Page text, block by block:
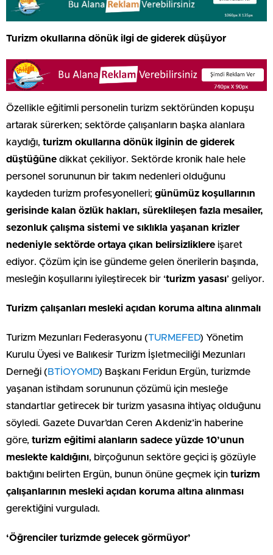
Turizm okullarına dönük ilgi de giderek düşüyor
Özellikle eğitimli personelin turizm sektöründen kopuşu
artarak sürerken; sektörde çalışanların başka alanlara
kaydığı, turizm okullarına dönük ilginin de giderek
düştüğüne dikkat çekiliyor. Sektörde kronik hale hele
personel sorununun bir takım nedenleri olduğunu
kaydeden turizm profesyonelleri; günümüz koşullarının
gerisinde kalan özlük hakları, süreklileşen fazla mesailer,
sezonluk çalışma sistemi ve sıklıkla yaşanan krizler
nedeniyle sektörde ortaya çıkan belirsizliklere işaret
ediyor. Çözüm için ise gündeme gelen önerilerin başında,
mesleğin koşullarını iyileştirecek bir ‘turizm yasası’ geliyor.
Turizm çalışanları mesleki açıdan koruma altına alınmalı
Turizm Mezunları Federasyonu (TURMEFED) Yönetim
Kurulu Üyesi ve Balıkesir Turizm İşletmeciliği Mezunları
Derneği (BTİOYOMD) Başkanı Feridun Ergün, turizmde
yaşanan istihdam sorununun çözümü için mesleğe
standartlar getirecek bir turizm yasasına ihtiyaç olduğunu
söyledi. Gazete Duvar’dan Ceren Akdeniz’in haberine
göre, turizm eğitimi alanların sadece yüzde 10’unun
meslekte kaldığını, birçoğunun sektöre geçici iş gözüyle
baktığını belirten Ergün, bunun önüne geçmek için turizm
çalışanlarının mesleki açıdan koruma altına alınması
gerektiğini vurguladı.
‘Öğrenciler turizmde gelecek görmüyor’